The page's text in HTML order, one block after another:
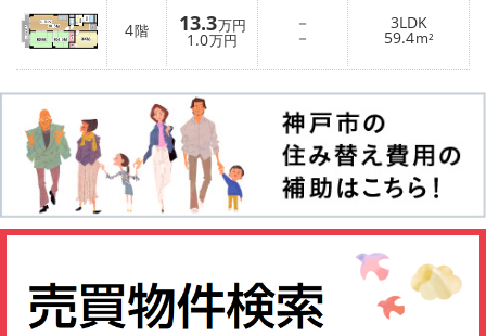
4階 13.3万円
1.0万円
－
－
3LDK
59.4m²